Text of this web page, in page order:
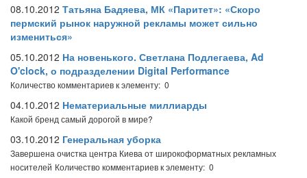
08.10.2012 Татьяна Бадяева, МК «Паритет»: «Скоро
пермский рынок наружной рекламы может сильно
измениться»
05.10.2012 На новенького. Светлана Подлегаева, Ad
O'clock, о подразделении Digital Performance
Количество комментариев к элементу: 0
04.10.2012 Нематериальные миллиарды
Какой бренд самый дорогой в мире?
03.10.2012 Генеральная уборка
Завершена очистка центра Киева от широкоформатных рекламных
носителей Количество комментариев к элементу: 0